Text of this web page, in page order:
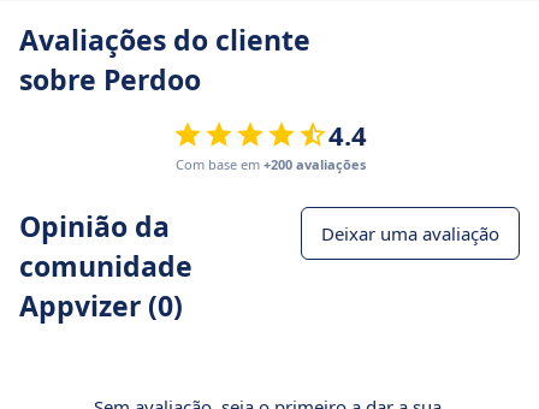
Avaliações do cliente
sobre Perdoo
4.4
Com base em +200 avaliações
Opinião da
comunidade
Appvizer (0)
Deixar uma avaliação